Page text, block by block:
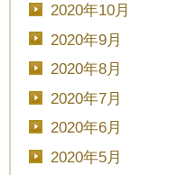
2020年10月
2020年9月
2020年8月
2020年7月
2020年6月
2020年5月